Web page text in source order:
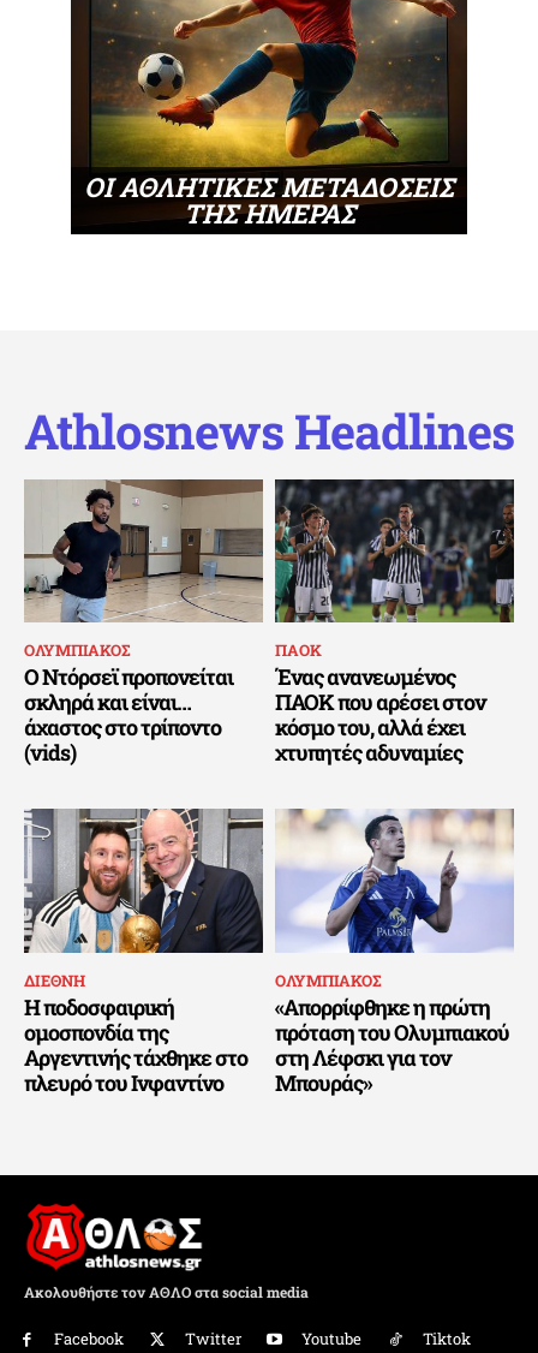
ΟΙ ΑΘΛΗΤΙΚΕΣ ΜΕΤΑΔΟΣΕΙΣ
ΤΗΣ ΗΜΕΡΑΣ
Athlosnews Headlines
ΟΛΥΜΠΙΑΚΟΣ
Ο Ντόρσεϊ προπονείται
σκληρά και είναι…
άχαστος στο τρίποντο
(vids)
ΠΑΟΚ
Ένας ανανεωμένος
ΠΑΟΚ που αρέσει στον
κόσμο του, αλλά έχει
χτυπητές αδυναμίες
ΔΙΕΘΝΗ
Η ποδοσφαιρική
ομοσπονδία της
Αργεντινής τάχθηκε στο
πλευρό του Ινφαντίνο
ΟΛΥΜΠΙΑΚΟΣ
«Απορρίφθηκε η πρώτη
πρόταση του Ολυμπιακού
στη Λέφσκι για τον
Μπουράς»
Ακολουθήστε τον ΑΘΛΟ στα social media
Facebook Twitter Youtube Tiktok